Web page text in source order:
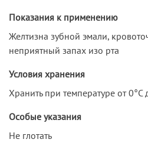
Показания к применению
Желтизна зубной эмали,
неприятный запах изо рта
Условия хранения
Хранить при температуре от 0°С
Особые указания
Не глотать